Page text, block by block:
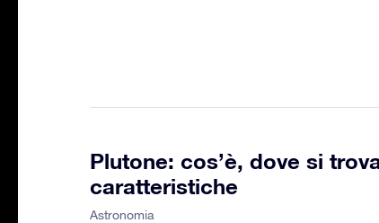
Plutone: cos’è, dove si
caratteristiche
Astronomia